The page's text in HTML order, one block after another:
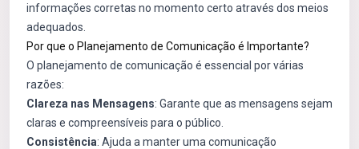
informações corretas no momento certo através dos meios
adequados.
Por que o Planejamento de Comunicação é Importante?
O planejamento de comunicação é essencial por várias
razões:
Clareza nas Mensagens: Garante que as mensagens sejam
claras e compreensíveis para o público.
Consistência: Ajuda a manter uma comunicação